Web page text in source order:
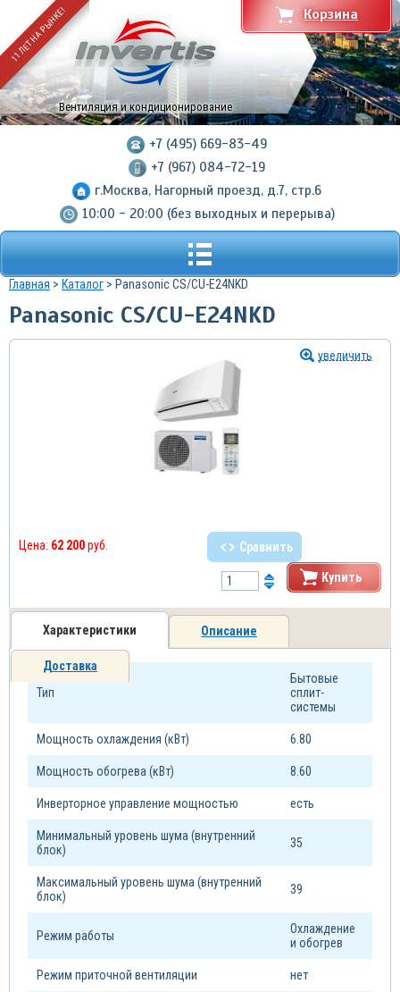
11 ЛЕТ НА РЫНКЕ!
Вентиляция и кондиционирование
+7 (495) 669-83-49
+7 (967) 084-72-19
г.Москва, Нагорный проезд, д.7, стр.6
10:00 - 20:00 (без выходных и перерыва)
Корзина
Главная > Каталог > Panasonic CS/CU-E24NKD
Panasonic CS/CU-E24NKD
увеличить
Цена: 62 200руб. Сравнить
Купить
Характеристики Описание
Доставка
Тип
Бытовые
сплит-
системы
Мощность охлаждения (кВт) 6.80
Мощность обогрева (кВт) 8.60
Инверторное управление мощностью есть
Минимальный уровень шума (внутренний
блок)
35
Максимальный уровень шума (внутренний
блок)
39
Режим работы
Охлаждение
и обогрев
Режим приточной вентиляции нет